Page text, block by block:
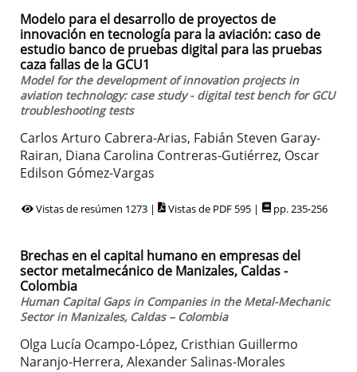
Modelo para el desarrollo de proyectos de
innovación en tecnología para la aviación: caso de
estudio banco de pruebas digital para las pruebas
caza fallas de la GCU1
Model for the development of innovation projects in
aviation technology: case study - digital test bench for GCU
troubleshooting tests
Carlos Arturo Cabrera-Arias, Fabián Steven Garay-
Rairan, Diana Carolina Contreras-Gutiérrez, Oscar
Edilson Gómez-Vargas
Vistas de resúmen 1273 | Vistas de PDF 595 | pp. 235-256
Brechas en el capital humano en empresas del
sector metalmecánico de Manizales, Caldas -
Colombia
Human Capital Gaps in Companies in the Metal-Mechanic
Sector in Manizales, Caldas – Colombia
Olga Lucía Ocampo-López, Cristhian Guillermo
Naranjo-Herrera, Alexander Salinas-Morales